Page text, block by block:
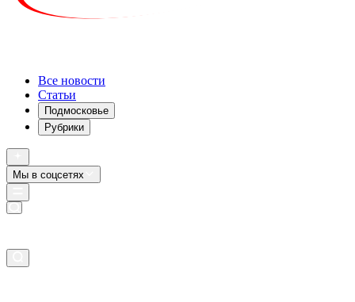
Все новости
Статьи
Подмосковье
Рубрики
Мы в соцсетях